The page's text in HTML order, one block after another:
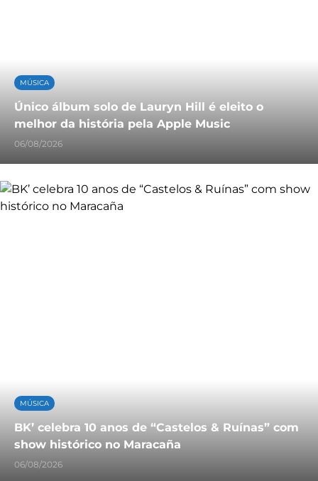
MÚSICA
Único álbum solo de Lauryn Hill é eleito o
melhor da história pela Apple Music
06/08/2026
MÚSICA
BK’ celebra 10 anos de “Castelos & Ruínas” com
show histórico no Maracaña
06/08/2026